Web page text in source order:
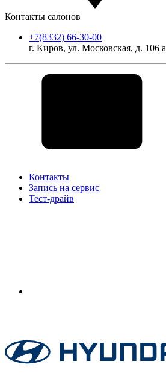
Контакты салонов
+7(8332) 66-30-00
г. Киров, ул. Московская, д. 106 а
Контакты
Запись на сервис
Тест-драйв